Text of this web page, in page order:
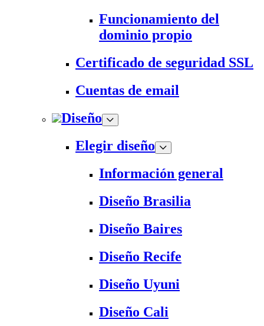
Funcionamiento del
dominio propio
Certificado de seguridad SSL
Cuentas de email
Diseño
Elegir diseño
Información general
Diseño Brasilia
Diseño Baires
Diseño Recife
Diseño Uyuni
Diseño Cali